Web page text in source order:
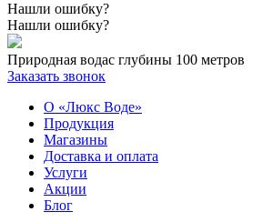
Нашли ошибку?
Нашли ошибку?
Природная водас глубины 100 метров
Заказать звонок
О «Люкс Воде»
Продукция
Магазины
Доставка и оплата
Услуги
Акции
Блог